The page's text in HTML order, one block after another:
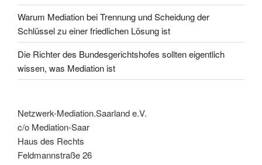
Warum Mediation bei Trennung und Scheidung der
Schlüssel zu einer friedlichen Lösung ist
Die Richter des Bundesgerichtshofes sollten eigentlich
wissen, was Mediation ist
Netzwerk-Mediation.Saarland e.V.
c/o Mediation-Saar
Haus des Rechts
Feldmannstraße 26